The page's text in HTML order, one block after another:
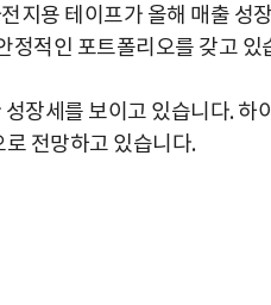
지용 테이프가 올해 매출 성
정적인 포트폴리오를 갖고 있
장세를 보이고 있습니다.
전망하고 있습니다.